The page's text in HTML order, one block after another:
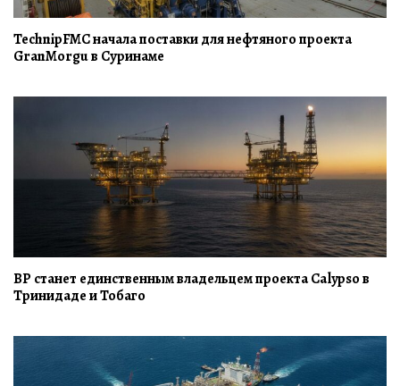
TechnipFMC начала поставки для нефтяного проекта
GranMorgu в Суринаме
BP станет единственным владельцем проекта Calypso в
Тринидаде и Тобаго